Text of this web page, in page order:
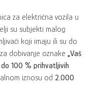
za električna vozila u
su subjekti malog
koji imaju ili su do
dobivanje oznake „Vaš
do 100 % prihvatljivih
iznosu od 2.000